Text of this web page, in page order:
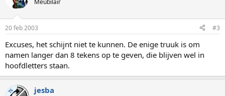
Meubilair
20 feb 2003 #3
Excuses, het schijnt niet te kunnen. De enige truuk is om
namen langer dan 8 tekens op te geven, die blijven wel in
hoofdletters staan.
TS jesba